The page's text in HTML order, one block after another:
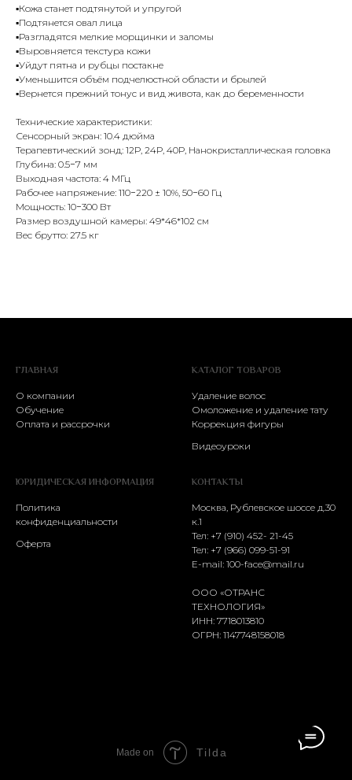
▪️Кожа станет подтянутой и упругой
▪️Подтянется овал лица
▪️Разгладятся мелкие морщинки и заломы
▪️Выровняется текстура кожи
▪️Уйдут пятна и рубцы постакне
▪️Уменьшится объём подчелюстной области и брылей
▪️Вернется прежний тонус и вид живота, как до беременности
Технические характеристики:
Сенсорный экран: 10.4 дюйма
Терапевтический зонд: 12Р, 24Р, 40Р, Нанокристаллическая головка
Глубина: 0.5−7 мм
Выходная частота: 4 МГц
Рабочее напряжение: 110−220 ± 10%, 50−60 Гц
Мощность: 10−300 Вт
Размер воздушной камеры: 49*46*102 см
Вес брутто: 27.5 кг
ГЛАВНАЯ
О компании
Обучение
Оплата и рассрочки
КАТАЛОГ ТОВАРОВ
Удаление волос
Омоложение и удаление тату
Коррекция фигуры
Видеоуроки
ЮРИДИЧЕСКАЯ ИНФОРМАЦИЯ
Политика
конфиденциальности
Оферта
КОНТАКТЫ
Москва, Рублевское шоссе д.30
к.1
Тел: +7 (910) 452- 21-45
Тел: +7 (966) 099-51-91
E-mail: 100-face@mail.ru
ООО «ОТРАНС
ТЕХНОЛОГИЯ»
ИНН: 7718013810
ОГРН: 1147748158018
Made on Tilda